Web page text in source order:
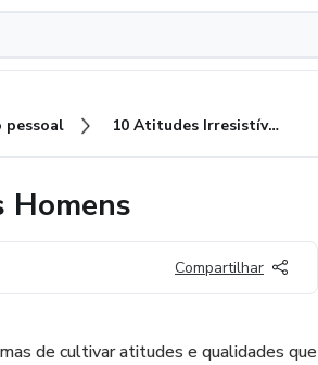
pessoal 10 Atitudes Irresistíveis que encantam os Homens
Homens
Compartilhar
de cultivar atitudes e qualidades que